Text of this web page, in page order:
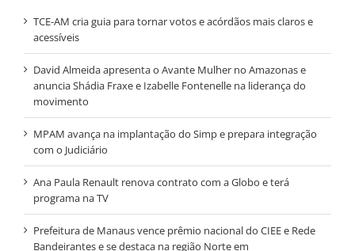
TCE-AM cria guia para tornar votos e acórdãos mais claros e
acessíveis
David Almeida apresenta o Avante Mulher no Amazonas e
anuncia Shádia Fraxe e Izabelle Fontenelle na liderança do
movimento
MPAM avança na implantação do Simp e prepara integração
com o Judiciário
Ana Paula Renault renova contrato com a Globo e terá
programa na TV
Prefeitura de Manaus vence prêmio nacional do CIEE e Rede
Bandeirantes e se destaca na região Norte em